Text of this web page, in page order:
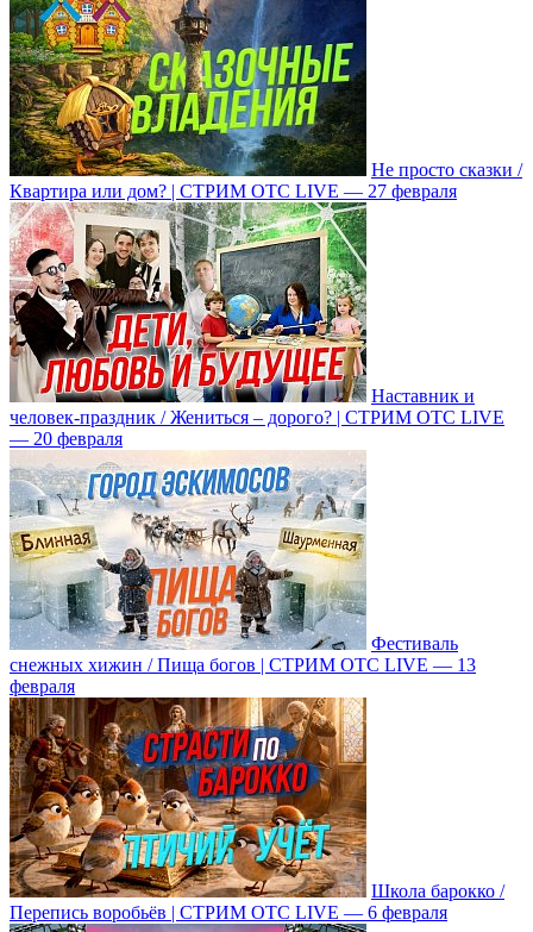
Не просто сказки /
Квартира или дом? | СТРИМ ОТС LIVE — 27 февраля
Наставник и
человек-праздник / Жениться – дорого? | СТРИМ ОТС LIVE
— 20 февраля
Фестиваль
снежных хижин / Пища богов | СТРИМ ОТС LIVE — 13
февраля
Школа барокко /
Перепись воробьёв | СТРИМ ОТС LIVE — 6 февраля